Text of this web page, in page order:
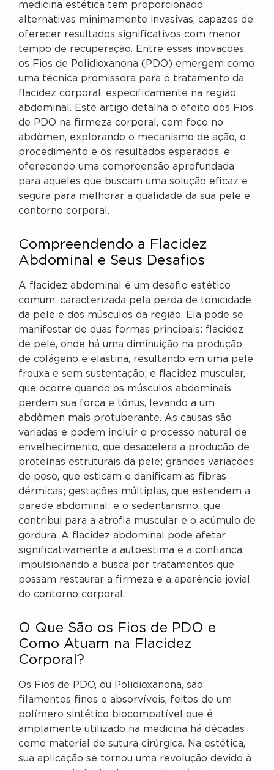
medicina estética tem proporcionado
alternativas minimamente invasivas, capazes de
oferecer resultados significativos com menor
tempo de recuperação. Entre essas inovações,
os Fios de Polidioxanona (PDO) emergem como
uma técnica promissora para o tratamento da
flacidez corporal, especificamente na região
abdominal. Este artigo detalha o efeito dos Fios
de PDO na firmeza corporal, com foco no
abdômen, explorando o mecanismo de ação, o
procedimento e os resultados esperados, e
oferecendo uma compreensão aprofundada
para aqueles que buscam uma solução eficaz e
segura para melhorar a qualidade da sua pele e
contorno corporal.
Compreendendo a Flacidez
Abdominal e Seus Desafios
A flacidez abdominal é um desafio estético
comum, caracterizada pela perda de tonicidade
da pele e dos músculos da região. Ela pode se
manifestar de duas formas principais: flacidez
de pele, onde há uma diminuição na produção
de colágeno e elastina, resultando em uma pele
frouxa e sem sustentação; e flacidez muscular,
que ocorre quando os músculos abdominais
perdem sua força e tônus, levando a um
abdômen mais protuberante. As causas são
variadas e podem incluir o processo natural de
envelhecimento, que desacelera a produção de
proteínas estruturais da pele; grandes variações
de peso, que esticam e danificam as fibras
dérmicas; gestações múltiplas, que estendem a
parede abdominal; e o sedentarismo, que
contribui para a atrofia muscular e o acúmulo de
gordura. A flacidez abdominal pode afetar
significativamente a autoestima e a confiança,
impulsionando a busca por tratamentos que
possam restaurar a firmeza e a aparência jovial
do contorno corporal.
O Que São os Fios de PDO e
Como Atuam na Flacidez
Corporal?
Os Fios de PDO, ou Polidioxanona, são
filamentos finos e absorvíveis, feitos de um
polímero sintético biocompatível que é
amplamente utilizado na medicina há décadas
como material de sutura cirúrgica. Na estética,
sua aplicação se tornou uma revolução devido à